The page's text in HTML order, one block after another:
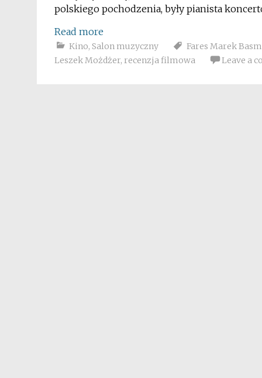
polskiego pochodzenia, były pianista
Read more
Kino, Salon muzyczny Fares Marek
Leszek Możdżer, recenzja filmowa Leave a